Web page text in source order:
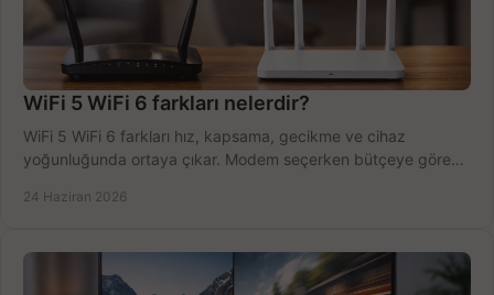
WiFi 5 WiFi 6 farkları nelerdir?
WiFi 5 WiFi 6 farkları hız, kapsama, gecikme ve cihaz
yoğunluğunda ortaya çıkar. Modem seçerken bütçeye göre
24 Haziran 2026